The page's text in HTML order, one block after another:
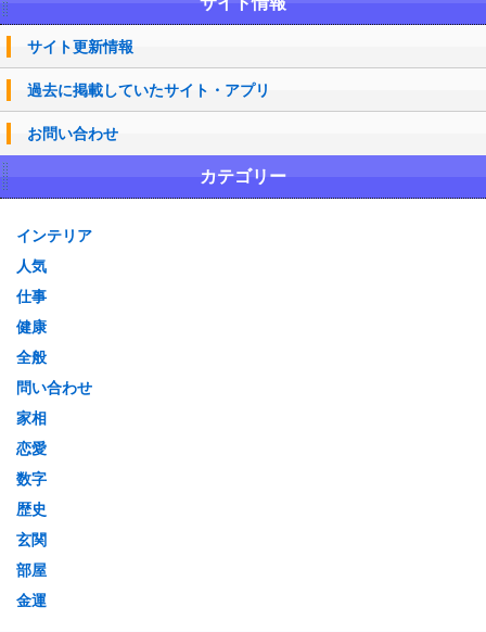
サイト更新情報
過去に掲載していたサイト・アプリ
お問い合わせ
カテゴリー
インテリア
人気
仕事
健康
全般
問い合わせ
家相
恋愛
数字
歴史
玄関
部屋
金運